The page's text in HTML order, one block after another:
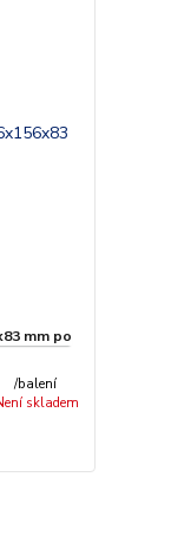
mm po
/balení
skladem